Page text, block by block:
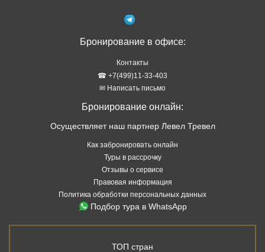
Бронирование в офисе:
Контакты
☎ +7(499)11-33-403
✉ Написать письмо
Бронирование онлайн:
Осуществляет наш партнер Левел Тревел
Как забронировать онлайн
Туры в рассрочку
Отзывы о сервисе
Правовая информация
Политика обработки персональных данных
Подбор тура в WhatsApp
ТОП стран